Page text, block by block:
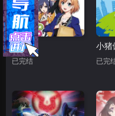
白箱
已完结
小猪
已完